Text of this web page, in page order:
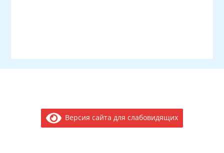
Версия сайта для слабовидящих